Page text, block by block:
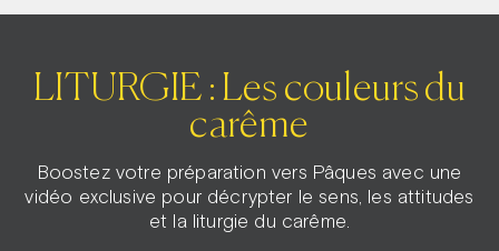
LITURGIE : Les couleurs du
carême
Boostez votre préparation vers Pâques avec une
vidéo exclusive pour décrypter le sens, les attitudes
et la liturgie du carême.